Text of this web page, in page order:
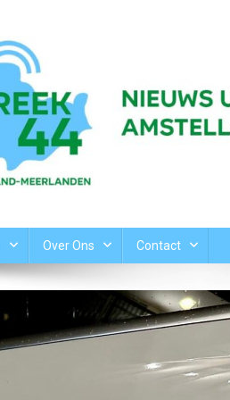
Over Ons Contact